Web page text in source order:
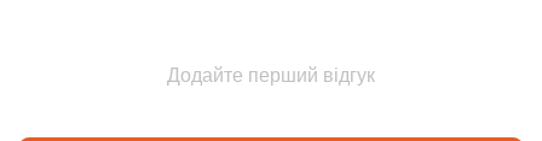
Додайте перший відгук